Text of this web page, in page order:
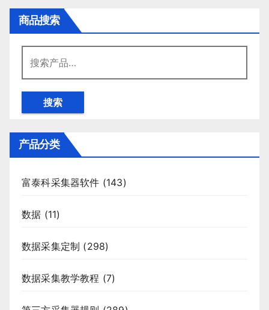
商品搜索
索：
搜索
产品分类
富泰科采集器软件 (143)
数据 (11)
数据采集定制 (298)
数据采集教学教程 (7)